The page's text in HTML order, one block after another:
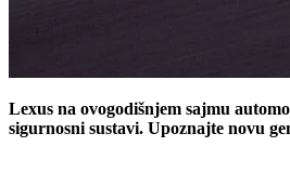
Lexus na ovogodišnjem sajmu
sigurnosni sustavi. Upoznajte novu